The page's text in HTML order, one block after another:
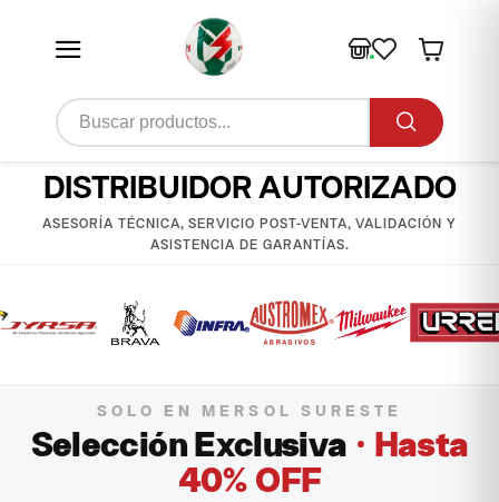
DISTRIBUIDOR AUTORIZADO
ASESORÍA TÉCNICA, SERVICIO POST-VENTA, VALIDACIÓN Y
ASISTENCIA DE GARANTÍAS.
SOLO EN MERSOL SURESTE
Selección Exclusiva · Hasta
40% OFF